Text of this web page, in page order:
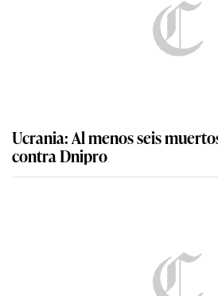
Ucrania: Al menos seis
contra Dnipro